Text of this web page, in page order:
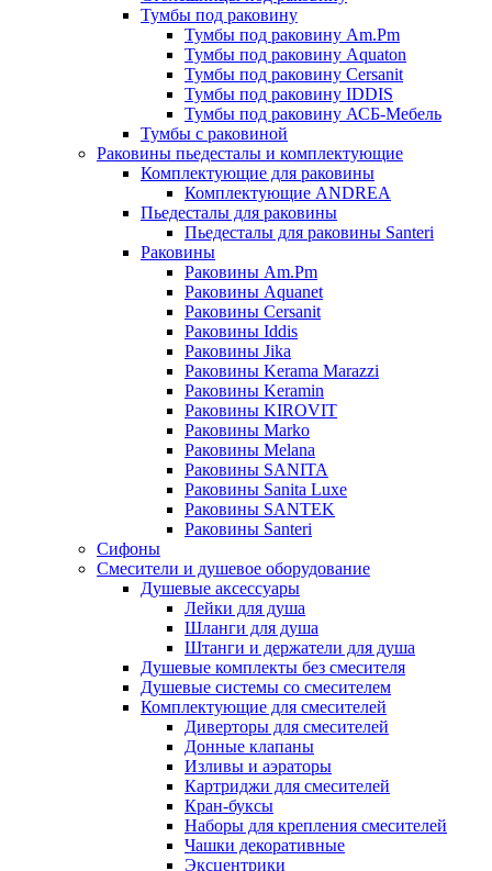
Тумбы под раковину
Тумбы под раковину Am.Pm
Тумбы под раковину Aquaton
Тумбы под раковину Cersanit
Тумбы под раковину IDDIS
Тумбы под раковину АСБ-Мебель
Тумбы с раковиной
Раковины пьедесталы и комплектующие
Комплектующие для раковины
Комплектующие ANDREA
Пьедесталы для раковины
Пьедесталы для раковины Santeri
Раковины
Раковины Am.Pm
Раковины Aquanet
Раковины Cersanit
Раковины Iddis
Раковины Jika
Раковины Kerama Marazzi
Раковины Keramin
Раковины KIROVIT
Раковины Marko
Раковины Melana
Раковины SANITA
Раковины Sanita Luxe
Раковины SANTEK
Раковины Santeri
Сифоны
Смесители и душевое оборудование
Душевые аксессуары
Лейки для душа
Шланги для душа
Штанги и держатели для душа
Душевые комплекты без смесителя
Душевые системы со смесителем
Комплектующие для смесителей
Диверторы для смесителей
Донные клапаны
Изливы и аэраторы
Картриджи для смесителей
Кран-буксы
Наборы для крепления смесителей
Чашки декоративные
Эксцентрики